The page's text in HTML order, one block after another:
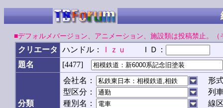
■デフォルメバージョン、アニメーション、施設類は投稿禁止。（
クリエータ ハンドル： Ｉｚｕ ＩＤ：
題名
[4477]
分類
会社名：
型区分：
種別名：
形
列
線